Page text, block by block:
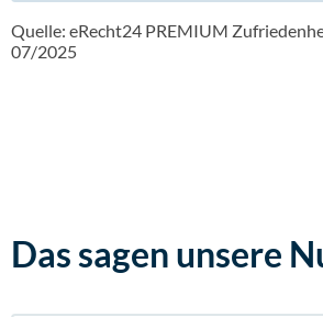
Quelle: eRecht24 PREMIUM
07/2025
Das sagen unsere